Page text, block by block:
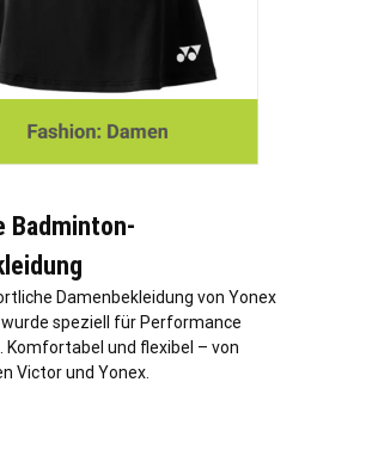
Badminton-
Damenbekleidung von Yonex
speziell für Performance
Komfortabel und flexibel – von
Victor und Yonex.